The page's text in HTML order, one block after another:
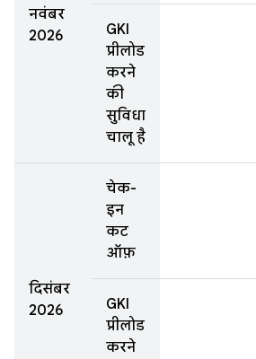
नवंबर
2026
GKI
प्रीलोड
करने
की
सुविधा
चालू है
दिसंबर
2026
चेक-
इन
कट
ऑफ़
GKI
प्रीलोड
करने